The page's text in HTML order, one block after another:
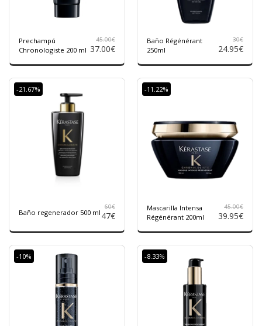
Prechampú
Chronologiste 200 ml
45.00€
37.00€
Baño Régénérant
250ml
30€
24.95€
-21.67%
Baño regenerador 500 ml
60€
47€
-11.22%
Mascarilla Intensa
Régénérant 200ml
45.00€
39.95€
-10% -8.33%